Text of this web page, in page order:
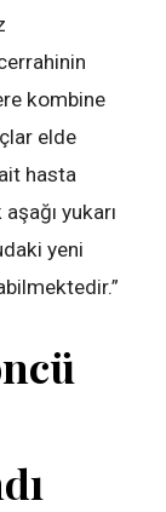
kombine
elde
hasta
yukarı
yeni